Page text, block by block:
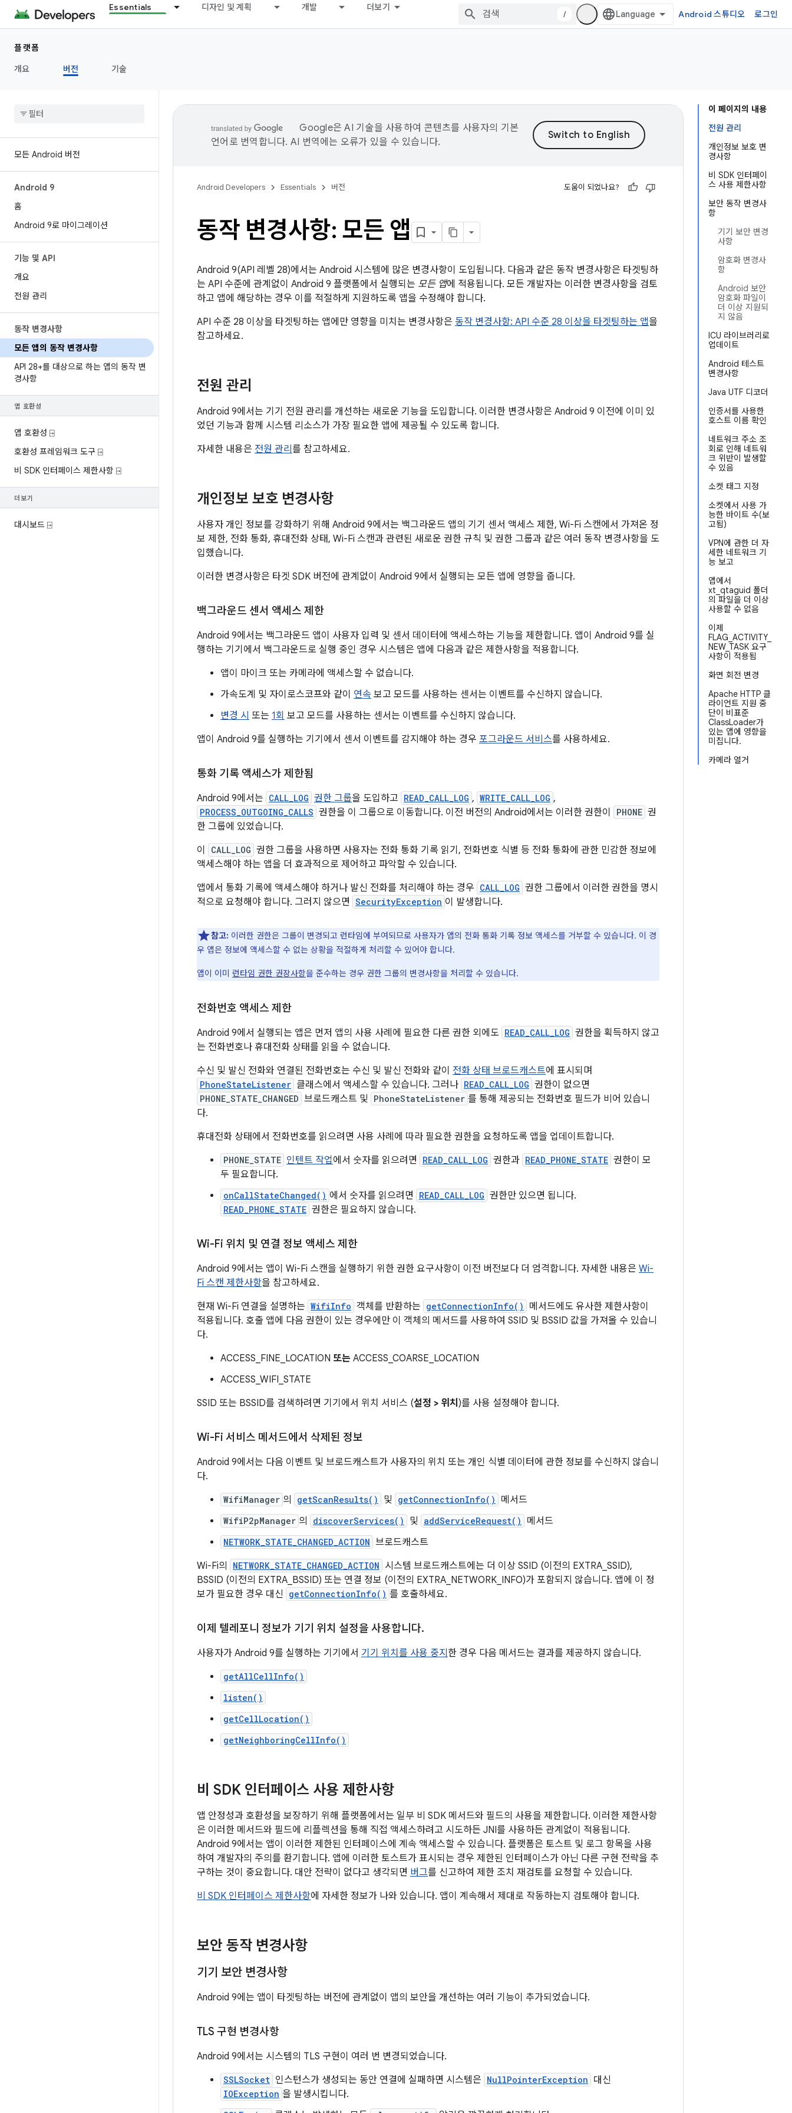
Essentials 디자인 및 계획 개발 더보기
/ Android 스튜디오 로그인
플랫폼
개요
버전 기술
모든 Android 버전
Android 9
홈
Android 9로 마이그레이션
기능 및 API
개요
전원 관리
동작 변경사항
모든 앱의 동작 변경사항
API 28+를 대상으로 하는 앱의 동작 변
경사항
앱 호환성
앱 호환성 ⍈
호환성 프레임워크 도구 ⍈
비 SDK 인터페이스 제한사항 ⍈
더보기
대시보드 ⍈
이 페이지의 내용
전원 관리
개인정보 보호 변
경사항
비 SDK 인터페이
스 사용 제한사항
보안 동작 변경사
항
기기 보안 변경
사항
암호화 변경사
항
Android 보안
암호화 파일이
더 이상 지원되
지 않음
ICU 라이브러리로
업데이트
Android 테스트
변경사항
Java UTF 디코더
인증서를 사용한
호스트 이름 확인
네트워크 주소 조
회로 인해 네트워
크 위반이 발생할
수 있음
소켓 태그 지정
소켓에서 사용 가
능한 바이트 수(보
고됨)
VPN에 관한 더 자
세한 네트워크 기
능 보고
앱에서
xt_qtaguid 폴더
의 파일을 더 이상
사용할 수 없음
이제
FLAG_ACTIVITY_
NEW_TASK 요구
사항이 적용됨
화면 회전 변경
Apache HTTP 클
라이언트 지원 중
단이 비표준
ClassLoader가
있는 앱에 영향을
미칩니다.
카메라 열거
Google은 AI 기술을 사용하여 콘텐츠를 사용자의 기본
언어로 번역합니다. AI 번역에는 오류가 있을 수 있습니다.
Android Developers Essentials 버전 도움이 되었나요?
동작 변경사항: 모든 앱
Android 9(API 레벨 28)에서는 Android 시스템에 많은 변경사항이 도입됩니다. 다음과 같은 동작 변경사항은 타겟팅하
는 API 수준에 관계없이 Android 9 플랫폼에서 실행되는 모든 앱에 적용됩니다. 모든 개발자는 이러한 변경사항을 검토
하고 앱에 해당하는 경우 이를 적절하게 지원하도록 앱을 수정해야 합니다.
API 수준 28 이상을 타겟팅하는 앱에만 영향을 미치는 변경사항은 동작 변경사항: API 수준 28 이상을 타겟팅하는 앱을
참고하세요.
전원 관리
Android 9에서는 기기 전원 관리를 개선하는 새로운 기능을 도입합니다. 이러한 변경사항은 Android 9 이전에 이미 있
었던 기능과 함께 시스템 리소스가 가장 필요한 앱에 제공될 수 있도록 합니다.
자세한 내용은 전원 관리 를 참고하세요.
개인정보 보호 변경사항
사용자 개인 정보를 강화하기 위해 Android 9에서는 백그라운드 앱의 기기 센서 액세스 제한, Wi-Fi 스캔에서 가져온 정
보 제한, 전화 통화, 휴대전화 상태, Wi-Fi 스캔과 관련된 새로운 권한 규칙 및 권한 그룹과 같은 여러 동작 변경사항을 도
입했습니다.
이러한 변경사항은 타겟 SDK 버전에 관계없이 Android 9에서 실행되는 모든 앱에 영향을 줍니다.
백그라운드 센서 액세스 제한
Android 9에서는 백그라운드 앱이 사용자 입력 및 센서 데이터에 액세스하는 기능을 제한합니다. 앱이 Android 9를 실
행하는 기기에서 백그라운드로 실행 중인 경우 시스템은 앱에 다음과 같은 제한사항을 적용합니다.
앱이 마이크 또는 카메라에 액세스할 수 없습니다.
가속도계 및 자이로스코프와 같이 연속 보고 모드를 사용하는 센서는 이벤트를 수신하지 않습니다.
변경 시 또는 1회 보고 모드를 사용하는 센서는 이벤트를 수신하지 않습니다.
앱이 Android 9를 실행하는 기기에서 센서 이벤트를 감지해야 하는 경우 포그라운드 서비스를 사용하세요.
통화 기록 액세스가 제한됨
Android 9에서는 CALL_LOG 권한 그룹을 도입하고 READ_CALL_LOG , WRITE_CALL_LOG ,
PROCESS_OUTGOING_CALLS 권한을 이 그룹으로 이동합니다. 이전 버전의 Android에서는 이러한 권한이 PHONE 권
한 그룹에 있었습니다.
이
CALL_LOG 권한 그룹을 사용하면 사용자는 전화 통화 기록 읽기, 전화번호 식별 등 전화 통화에 관한 민감한 정보에
액세스해야 하는 앱을 더 효과적으로 제어하고 파악할 수 있습니다.
앱에서 통화 기록에 액세스해야 하거나 발신 전화를 처리해야 하는 경우 CALL_LOG 권한 그룹에서 이러한 권한을 명시
적으로 요청해야 합니다. 그러지 않으면 SecurityException 이 발생합니다.
참고: 이러한 권한은 그룹이 변경되고 런타임에 부여되므로 사용자가 앱의 전화 통화 기록 정보 액세스를 거부할 수 있습니다. 이 경
우 앱은 정보에 액세스할 수 없는 상황을 적절하게 처리할 수 있어야 합니다.
앱이 이미 런타임 권한 권장사항을 준수하는 경우 권한 그룹의 변경사항을 처리할 수 있습니다.
전화번호 액세스 제한
Android 9에서 실행되는 앱은 먼저 앱의 사용 사례에 필요한 다른 권한 외에도 READ_CALL_LOG 권한을 획득하지 않고
는 전화번호나 휴대전화 상태를 읽을 수 없습니다.
수신 및 발신 전화와 연결된 전화번호는 수신 및 발신 전화와 같이 전화 상태 브로드캐스트에 표시되며
PhoneStateListener 클래스에서 액세스할 수 있습니다. 그러나 READ_CALL_LOG 권한이 없으면
PHONE_STATE_CHANGED 브로드캐스트 및 PhoneStateListener 를 통해 제공되는 전화번호 필드가 비어 있습니
다.
휴대전화 상태에서 전화번호를 읽으려면 사용 사례에 따라 필요한 권한을 요청하도록 앱을 업데이트합니다.
PHONE_STATE 인텐트 작업에서 숫자를 읽으려면 READ_CALL_LOG 권한과 READ_PHONE_STATE 권한이 모
두 필요합니다.
onCallStateChanged() 에서 숫자를 읽으려면 READ_CALL_LOG 권한만 있으면 됩니다.
READ_PHONE_STATE 권한은 필요하지 않습니다.
Wi-Fi 위치 및 연결 정보 액세스 제한
Android 9에서는 앱이 Wi-Fi 스캔을 실행하기 위한 권한 요구사항이 이전 버전보다 더 엄격합니다. 자세한 내용은 Wi-
Fi 스캔 제한사항을 참고하세요.
현재 Wi-Fi 연결을 설명하는 WifiInfo 객체를 반환하는 getConnectionInfo()
메서드에도 유사한 제한사항이
적용됩니다. 호출 앱에 다음 권한이 있는 경우에만 이 객체의 메서드를 사용하여 SSID 및 BSSID 값을 가져올 수 있습니
다.
ACCESS_FINE_LOCATION 또는 ACCESS_COARSE_LOCATION
ACCESS_WIFI_STATE
SSID 또는 BSSID를 검색하려면 기기에서 위치 서비스 (설정 > 위치 )를 사용 설정해야 합니다.
Wi-Fi 서비스 메서드에서 삭제된 정보
Android 9에서는 다음 이벤트 및 브로드캐스트가 사용자의 위치 또는 개인 식별 데이터에 관한 정보를 수신하지 않습니
다.
WifiManager 의 getScanResults() 및 getConnectionInfo() 메서드
WifiP2pManager 의 discoverServices() 및 addServiceRequest() 메서드
NETWORK_STATE_CHANGED_ACTION 브로드캐스트
Wi-Fi의
NETWORK_STATE_CHANGED_ACTION 시스템 브로드캐스트에는 더 이상 SSID (이전의 EXTRA_SSID),
BSSID (이전의 EXTRA_BSSID) 또는 연결 정보 (이전의 EXTRA_NETWORK_INFO)가 포함되지 않습니다. 앱에 이 정
보가 필요한 경우 대신 getConnectionInfo() 를 호출하세요.
이제 텔레포니 정보가 기기 위치 설정을 사용합니다.
사용자가 Android 9를 실행하는 기기에서 기기 위치를 사용 중지 한 경우 다음 메서드는 결과를 제공하지 않습니다.
getAllCellInfo()
listen()
getCellLocation()
getNeighboringCellInfo()
비 SDK 인터페이스 사용 제한사항
앱 안정성과 호환성을 보장하기 위해 플랫폼에서는 일부 비 SDK 메서드와 필드의 사용을 제한합니다. 이러한 제한사항
은 이러한 메서드와 필드에 리플렉션을 통해 직접 액세스하려고 시도하든 JNI를 사용하든 관계없이 적용됩니다.
Android 9에서는 앱이 이러한 제한된 인터페이스에 계속 액세스할 수 있습니다. 플랫폼은 토스트 및 로그 항목을 사용
하여 개발자의 주의를 환기합니다. 앱에 이러한 토스트가 표시되는 경우 제한된 인터페이스가 아닌 다른 구현 전략을 추
구하는 것이 중요합니다. 대안 전략이 없다고 생각되면 버그를 신고하여 제한 조치 재검토를 요청할 수 있습니다.
비 SDK 인터페이스 제한사항에 자세한 정보가 나와 있습니다. 앱이 계속해서 제대로 작동하는지 검토해야 합니다.
보안 동작 변경사항
기기 보안 변경사항
Android 9에는 앱이 타겟팅하는 버전에 관계없이 앱의 보안을 개선하는 여러 기능이 추가되었습니다.
TLS 구현 변경사항
Android 9에서는 시스템의 TLS 구현이 여러 번 변경되었습니다.
SSLSocket 인스턴스가 생성되는 동안 연결에 실패하면 시스템은 NullPointerException 대신
IOException 을 발생시킵니다.